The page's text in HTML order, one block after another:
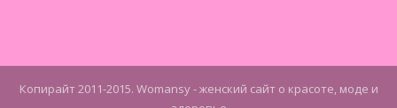
Копирайт 2011-2015. Womansy - женский сайт о красоте, моде и